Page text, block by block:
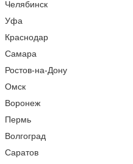
Челябинск
Уфа
Краснодар
Самара
Ростов-на-Дону
Омск
Воронеж
Пермь
Волгоград
Саратов